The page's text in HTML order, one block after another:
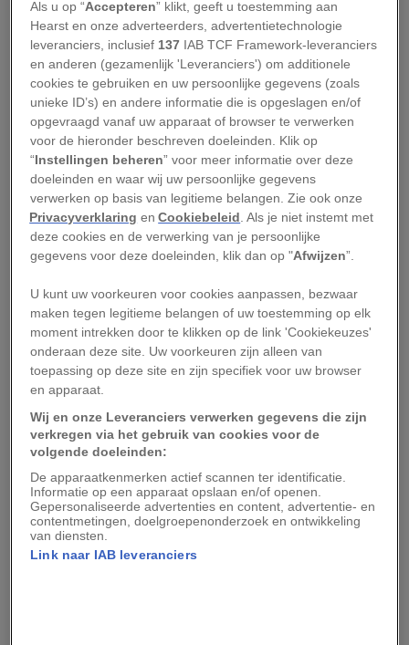
Zuiderzee
De winter van 1848-1849 was uitzonderlijk
streng. Grote delen van de Zuiderzee waren
dichtgevroren. Voor veel vissers betekende dat
echter niet dat het werk stilviel. Integendeel: het
ijs bood de mogelijkheid om een bijzondere
vorm van visserij te bedrijven, het zogenaamde
botkloppen.
houten klopper trokken vissers kilometers ver
het ijs op. Ze hakten gaten in de bevroren zee en
spanden daaronder netten. Vervolgens sloegen
ze met een zware houten balk op het ijs. De
trillingen joegen de op de bodem verscholen
botten op, waarna de platvissen in de netten
zwommen.
Voor arme vissersgezinnen kon een goede vangst
het verschil betekenen tussen een leven in
armoede en een redelijk inkomen.
Als u op “Accepteren” klikt, geeft u toestemming aan
Hearst en onze adverteerders, advertentietechnologie
leveranciers, inclusief 137 IAB TCF Framework-leveranciers
en anderen (gezamenlijk 'Leveranciers') om additionele
cookies te gebruiken en uw persoonlijke gegevens (zoals
unieke ID’s) en andere informatie die is opgeslagen en/of
opgevraagd vanaf uw apparaat of browser te verwerken
voor de hieronder beschreven doeleinden. Klik op
“Instellingen beheren” voor meer informatie over deze
doeleinden en waar wij uw persoonlijke gegevens
verwerken op basis van legitieme belangen. Zie ook onze
Privacyverklaring enCookiebeleid . Als je niet instemt met
deze cookies en de verwerking van je persoonlijke
gegevens voor deze doeleinden, klik dan op "Afwijzen”.
U kunt uw voorkeuren voor cookies aanpassen, bezwaar
maken tegen legitieme belangen of uw toestemming op elk
moment intrekken door te klikken op de link 'Cookiekeuzes'
onderaan deze site. Uw voorkeuren zijn alleen van
toepassing op deze site en zijn specifiek voor uw browser
en apparaat.
Wij en onze Leveranciers verwerken gegevens die zijn
verkregen via het gebruik van cookies voor de
volgende doeleinden:
De apparaatkenmerken actief scannen ter identificatie.
Informatie op een apparaat opslaan en/of openen.
Gepersonaliseerde advertenties en content, advertentie- en
contentmetingen, doelgroepenonderzoek en ontwikkeling
van diensten.
Link naar IAB leveranciers